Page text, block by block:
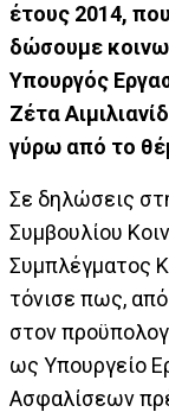
έτους 2014,
δώσουμε
Υπουργός
Ζέτα
γύρω από το
Σε δηλώσεις
Συμβουλίου
Συμπλέγματος
τόνισε πως,
στον
ως Υπουργείο
Ασφαλίσεων